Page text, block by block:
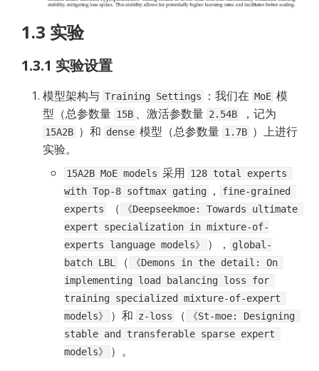
1.3 实验
1.3.1 实验设置
模型架构与 Training Settings ：我们在 MoE 模
型（总参数量 15B 、激活参数量 2.54B
15A2B ）和 dense 模型（总参数量 1.7B ）上进行
实验。
15A2B MoE models 采用 128 total experts
with Top-8 softmax gating
，
fine-grained
experts
（
《Deepseekmoe: Towards ultimate
expert specialization in mixture-of-
experts language models》
），
global-
batch LBL
（
《Demons in the detail: On
implementing load balancing loss for
training specialized mixture-of-expert
models》
）和 z-loss （
《St-moe: Designing
stable and transferable sparse expert
models》
）。